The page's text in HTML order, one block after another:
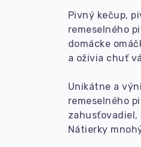
Pivný kečup,
remeselného
domácke
a oživia chuť
Unikátne a
remeselného
Nátierky